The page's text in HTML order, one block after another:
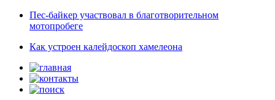
Пес-байкер участвовал в благотворительном
мотопробеге
Как устроен калейдоскоп хамелеона